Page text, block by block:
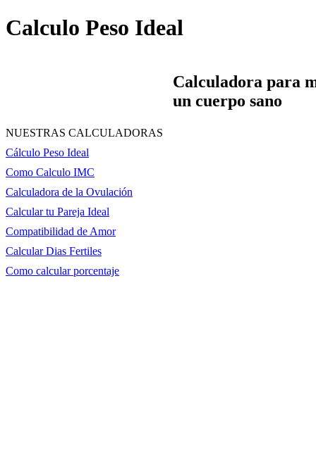
Calculo Peso Ideal
Calculadora para
un cuerpo sano
NUESTRAS CALCULADORAS
Cálculo Peso Ideal
Como Calculo IMC
Calculadora de la Ovulación
Calcular tu Pareja Ideal
Compatibilidad de Amor
Calcular Dias Fertiles
Como calcular porcentaje